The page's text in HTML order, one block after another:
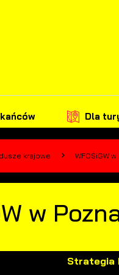
Dla
krajowe WFOŚiGW
w
Strategia